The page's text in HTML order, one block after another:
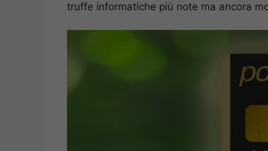
truffe informatiche più note ma ancora